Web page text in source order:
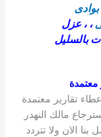
، ، عزل
بالسليل
معتمدة
تقارير معتمدة
مالك النهدر
الان ولا تتردد